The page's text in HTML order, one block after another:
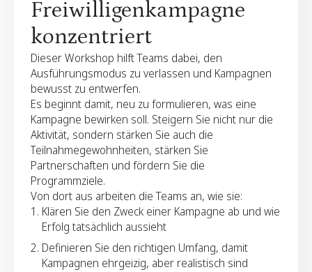
Freiwilligenkampagne
konzentriert
Dieser Workshop hilft Teams dabei, den
Ausführungsmodus zu verlassen und Kampagnen
bewusst zu entwerfen.
Es beginnt damit, neu zu formulieren, was eine
Kampagne bewirken soll. Steigern Sie nicht nur die
Aktivität, sondern stärken Sie auch die
Teilnahmegewohnheiten, stärken Sie
Partnerschaften und fördern Sie die
Programmziele.
Von dort aus arbeiten die Teams an, wie sie:
Klären Sie den Zweck einer Kampagne ab und wie
Erfolg tatsächlich aussieht
Definieren Sie den richtigen Umfang, damit
Kampagnen ehrgeizig, aber realistisch sind